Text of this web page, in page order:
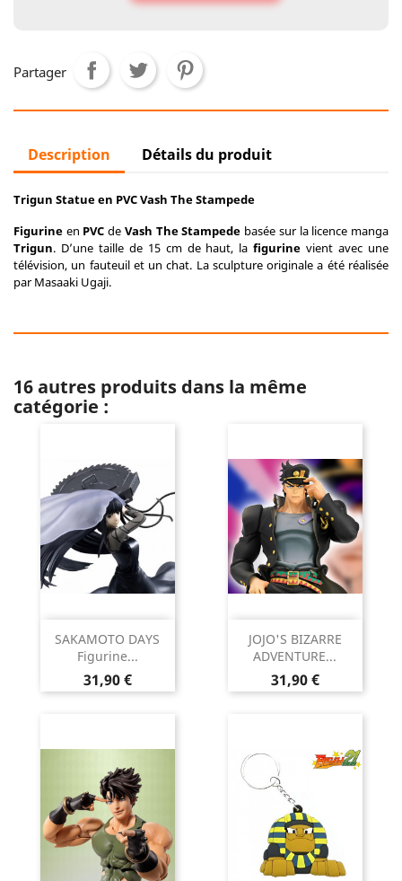
Partager
Description Détails du produit
Trigun Statue en PVC Vash The Stampede
Figurine en PVC de Vash The Stampede basée sur la licence manga
Trigun. D’une taille de 15 cm de haut, lafigurine vient avec une
télévision, un fauteuil et un chat. La sculpture originale a été réalisée
par Masaaki Ugaji.
16 autres produits dans la même
catégorie :
SAKAMOTO DAYS
Figurine...
Prix
31,90 €
JOJO'S BIZARRE
ADVENTURE...
Prix
31,90 €